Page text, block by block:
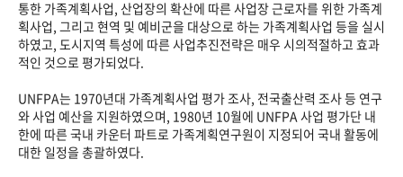
통한 가족계획사업, 산업장의 확산에 따른 사업장 근로자를 위한 가족계
획사업, 그리고 현역 및 예비군을 대상으로 하는 가족계획사업 등을 실시
하였고, 도시지역 특성에 따른 사업추진전략은 매우 시의적절하고 효과
적인 것으로 평가되었다.
UNFPA는 1970년대 가족계획사업 평가 조사, 전국출산력 조사 등 연구
와 사업 예산을 지원하였으며, 1980년 10월에 UNFPA 사업 평가단 내
한에 따른 국내 카운터 파트로 가족계획연구원이 지정되어 국내 활동에
대한 일정을 총괄하였다.